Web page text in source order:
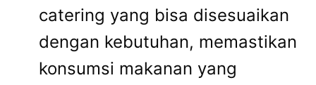
catering yang bisa disesuaikan
dengan kebutuhan, memastikan
konsumsi makanan yang